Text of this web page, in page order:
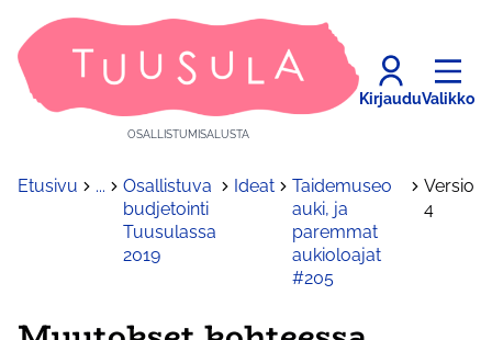
OSALLISTUMISALUSTA
KirjauduValikko
Etusivu ...
Osallistuva
budjetointi
Tuusulassa
2019
Ideat
Taidemuseo
auki, ja
paremmat
aukioloajat
#205
Versio
4